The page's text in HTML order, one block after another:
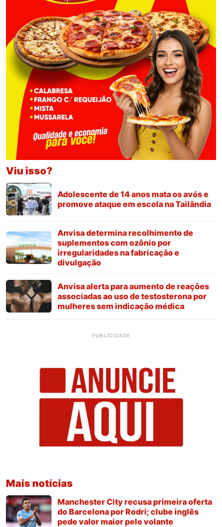
Viu isso?
Adolescente de 14 anos mata os avós e
promove ataque em escola na Tailândia
Anvisa determina recolhimento de
suplementos com ozônio por
irregularidades na fabricação e
divulgação
Anvisa alerta para aumento de reações
associadas ao uso de testosterona por
mulheres sem indicação médica
PUBLICIDADE
Mais notícias
Manchester City recusa primeira oferta
do Barcelona por Rodri; clube inglês
pede valor maior pelo volante